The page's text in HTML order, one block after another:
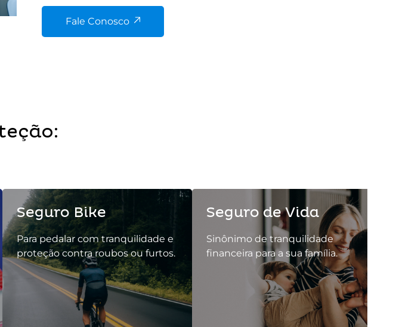
Fale Conosco
Seguro Bike
Para pedalar com tranquilidade e
proteção contra roubos ou furtos.
Seguro de Vida
Sinônimo de tranquilidade
financeira para a sua família.